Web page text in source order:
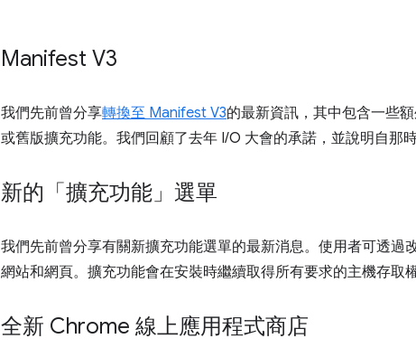
Manifest V3
我們先前曾分享轉換至 Manifest V3的最新資訊，其中包含一些
或舊版擴充功能。我們回顧了去年 I/O 大會的承諾，並說明自那
新的「擴充功能」選單
我們先前曾分享有關新擴充功能選單的最新消息。使用者可透
網站和網頁。擴充功能會在安裝時繼續取得所有要求的主機存取權
全新 Chrome 線上應用程式商店